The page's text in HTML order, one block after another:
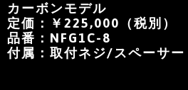
カーボンモデル
定価：￥225,000（税別）
品番：NFG1C-8
付属：取付ネジ/スペーサー